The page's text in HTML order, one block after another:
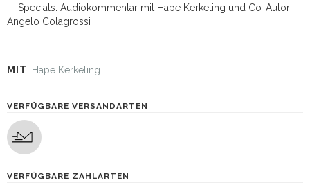
Specials: Audiokommentar mit Hape Kerkeling und Co-Autor
Angelo Colagrossi
MIT: Hape Kerkeling
VERFÜGBARE VERSANDARTEN
VERFÜGBARE ZAHLARTEN